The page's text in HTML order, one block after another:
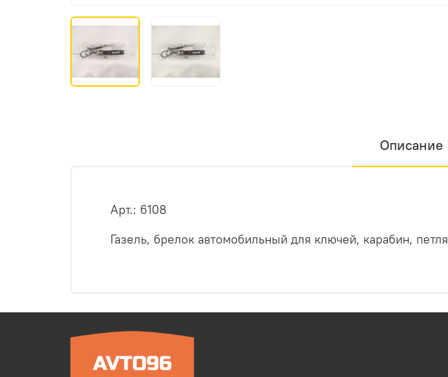
Описание
Арт.: 6108
Газель, брелок автомобильный для ключей, карабин, петля